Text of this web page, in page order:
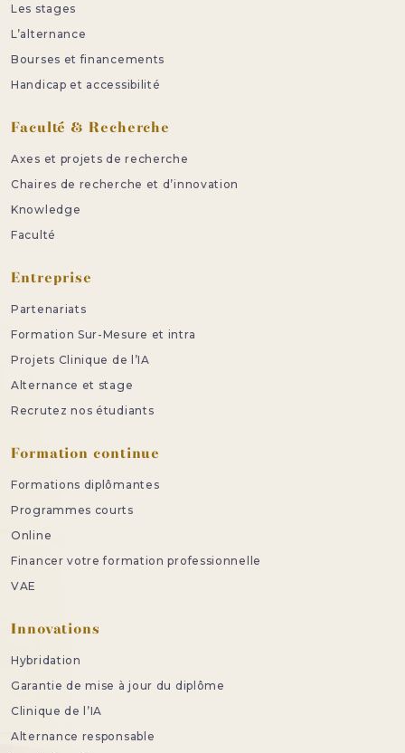
Les stages
L’alternance
Bourses et financements
Handicap et accessibilité
Faculté & Recherche
Axes et projets de recherche
Chaires de recherche et d’innovation
Knowledge
Faculté
Entreprise
Partenariats
Formation Sur-Mesure et intra
Projets Clinique de l’IA
Alternance et stage
Recrutez nos étudiants
Formation continue
Formations diplômantes
Programmes courts
Online
Financer votre formation professionnelle
VAE
Innovations
Hybridation
Garantie de mise à jour du diplôme
Clinique de l’IA
Alternance responsable